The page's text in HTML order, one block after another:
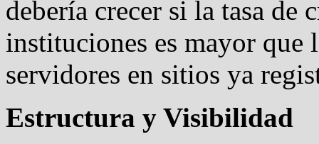
debería crecer si la tasa de
instituciones es mayor que
servidores en sitios ya
Estructura y Visibilidad